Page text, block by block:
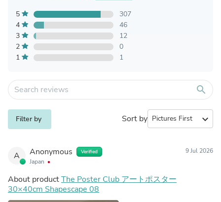
5
307
4
46
3
12
2
0
1
1
search
Filter by Sort by expand_more
A Anonymous Verified
Japan
9 Jul 2026
About productThe Poster Club アートポスター
30×40cm Shapescape 08